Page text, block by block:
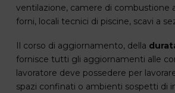
ventilazione, camere di combustione
forni, locali tecnici di piscine, scavi a
Il corso di aggiornamento, della
fornisce tutti gli aggiornamenti alle
lavoratore deve possedere per
spazi confinati o ambienti sospetti di